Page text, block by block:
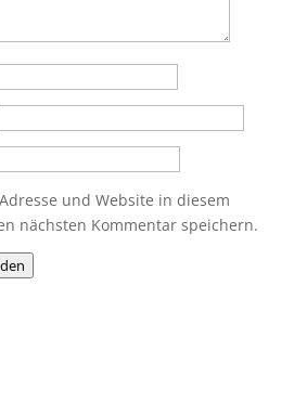
und Website in diesem
nächsten Kommentar speichern.